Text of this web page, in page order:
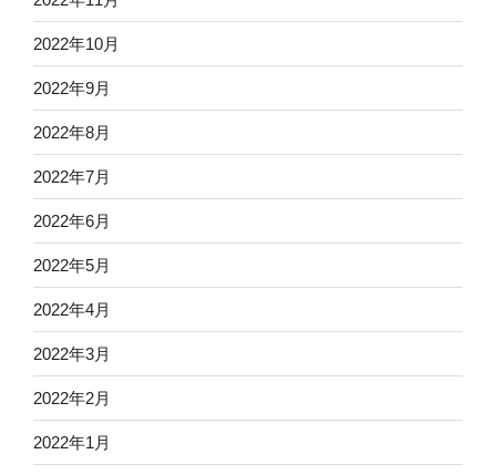
2022年10月
2022年9月
2022年8月
2022年7月
2022年6月
2022年5月
2022年4月
2022年3月
2022年2月
2022年1月